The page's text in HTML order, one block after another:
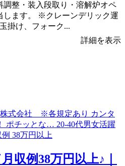
調整・装入段取り・溶解炉オペ
します。 ※クレーンデリック運
掛け、フォーク...
詳細を表示
収例38万円以上♪｜